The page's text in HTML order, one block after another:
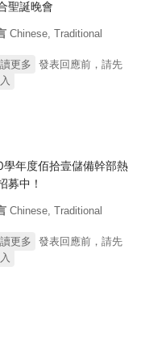
聖誕晚會
Chinese, Traditional
更多 關於110學年度 四系聯
發表回應前，請先
學年度佰拾壹儲備幹部熱
募中！
Chinese, Traditional
更多 關於110學年度 儲備幹
發表回應前，請先